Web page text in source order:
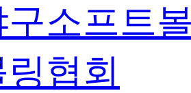
구소프트
링협회